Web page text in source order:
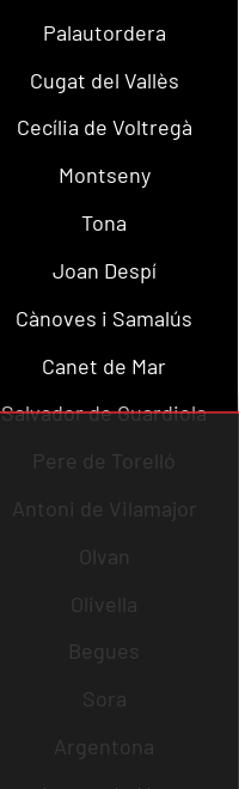
Palautordera
Cugat del Vallès
Cecília de Voltregà
Montseny
Tona
Joan Despí
Cànoves i Samalús
Canet de Mar
Salvador de Guardiola
Pere de Torelló
Antoni de Vilamajor
Olvan
Olivella
Begues
Sora
Argentona